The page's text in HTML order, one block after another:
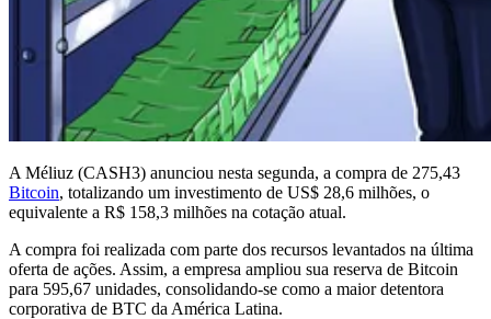
A Méliuz (CASH3) anunciou nesta segunda, a compra de 275,43
Bitcoin, totalizando um investimento de US$ 28,6 milhões, o
equivalente a R$ 158,3 milhões na cotação atual.
A compra foi realizada com parte dos recursos levantados na última
oferta de ações. Assim, a empresa ampliou sua reserva de Bitcoin
para 595,67 unidades, consolidando-se como a maior detentora
corporativa de BTC da América Latina.